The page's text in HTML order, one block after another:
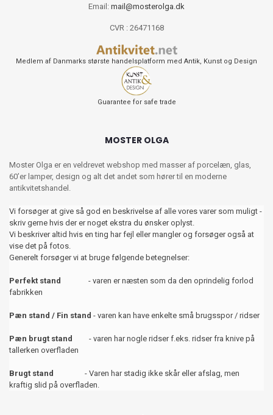
Email: mail@mosterolga.dk
CVR : 26471168
Medlem af Danmarks største handelsplatform med Antik, Kunst og Design
Guarantee for safe trade
MOSTER OLGA
Moster Olga er en veldrevet webshop med masser af porcelæn, glas,
60’er lamper, design og alt det andet som hører til en moderne
antikvitetshandel.
Vi forsøger at give så god en beskrivelse af alle vores varer som muligt -
skriv gerne hvis der er noget ekstra du ønsker oplyst.
Vi beskriver altid hvis en ting har fejl eller mangler og forsøger også at
vise det på fotos.
Generelt forsøger vi at bruge følgende betegnelser:
Perfekt stand - varen er næsten som da den oprindelig forlod
fabrikken
Pæn stand / Fin stand - varen kan have enkelte små brugsspor / ridser
Pæn brugt stand
- varen har nogle ridser f.eks. ridser fra knive på
tallerken overfladen
Brugt stand
- Varen har stadig ikke skår eller afslag, men
kraftig slid på overfladen.